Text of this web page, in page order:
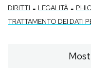
DIRITTI - LEGALITÀ -
TRATTAMENTO DEI DATI